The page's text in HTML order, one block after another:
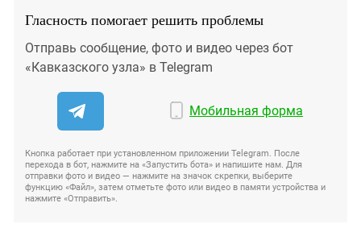
Гласность помогает решить проблемы
Отправь сообщение, фото и видео через бот
«Кавказского узла» в Telegram
Мобильная форма
Кнопка работает при установленном приложении Telegram. После
перехода в бот, нажмите на «Запустить бота» и напишите нам. Для
отправки фото и видео — нажмите на значок скрепки, выберите
функцию «Файл», затем отметьте фото или видео в памяти устройства и
нажмите «Отправить».